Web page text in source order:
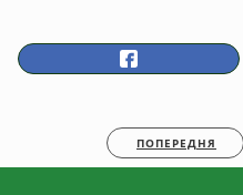
ПОПЕРЕДНЯ